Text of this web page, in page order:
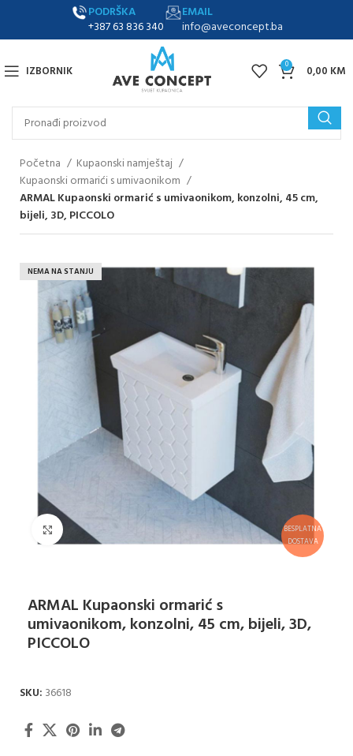
PODRŠKA
+387 63 836 340
EMAIL
info@aveconcept.ba
IZBORNIK 0 0,00 KM
Početna
Kupaonski namještaj
Kupaonski ormarići s umivaonikom
ARMAL Kupaonski ormarić s umivaonikom, konzolni, 45 cm,
bijeli, 3D, PICCOLO
BESPLATNA
DOSTAVA
NEMA NA STANJU
Klikni za uvećanje
ARMAL Kupaonski ormarić s
umivaonikom, konzolni, 45 cm, bijeli, 3D,
PICCOLO
SKU: 36618